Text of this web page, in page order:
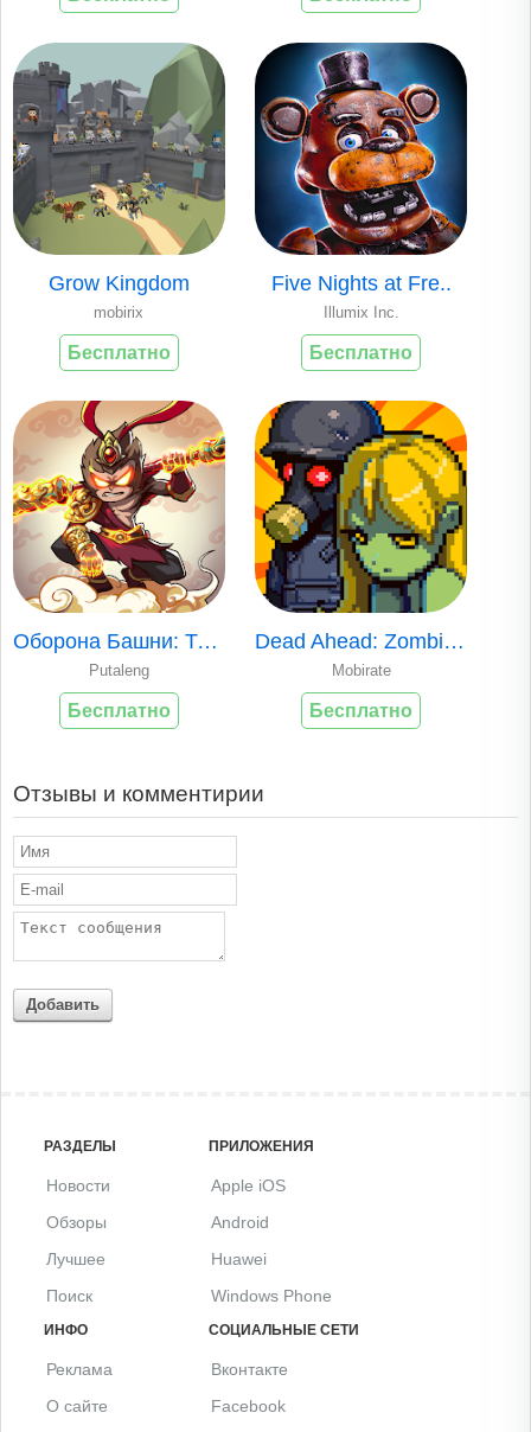
Grow Kingdom
mobirix
Бесплатно
Five Nights at Fre..
Illumix Inc.
Бесплатно
Оборона Башни: Так..
Putaleng
Бесплатно
Dead Ahead: Zombie..
Mobirate
Бесплатно
Отзывы и комментирии
Добавить
РАЗДЕЛЫ
Новости
Обзоры
Лучшее
Поиск
ПРИЛОЖЕНИЯ
Apple iOS
Android
Huawei
Windows Phone
ИНФО
Реклама
О сайте
СОЦИАЛЬНЫЕ СЕТИ
Вконтакте
Facebook